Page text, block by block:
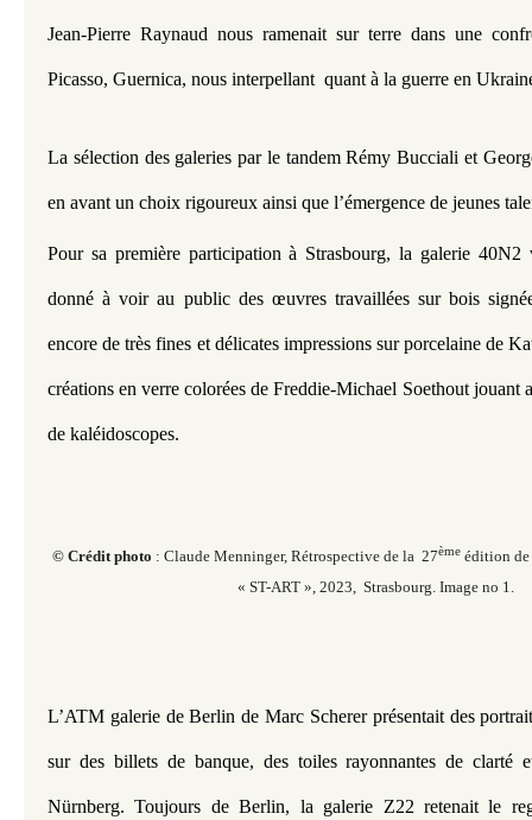
Jean-Pierre Raynaud nous ramenait sur terre dans une
Picasso, Guernica, nous interpellant  quant à la guerre en
La sélection des galeries par le tandem Rémy Bucciali et
en avant un choix rigoureux ainsi que l’émergence de jeunes
Pour sa première participation à Strasbourg, la galerie 40N2
donné à voir au public des œuvres travaillées sur bois
encore de très fines et délicates impressions sur porcelaine de
créations en verre colorées de Freddie-Michael Soethout jouant
de kaléidoscopes.
© Crédit photo : Claude Menninger, Rétrospective de la 27ème édition
« ST-ART », 2023, Strasbourg. Image no 1.
L’ATM galerie de Berlin de Marc Scherer présentait des
sur des billets de banque, des toiles rayonnantes de clarté
Nürnberg. Toujours de Berlin, la galerie Z22 retenait le